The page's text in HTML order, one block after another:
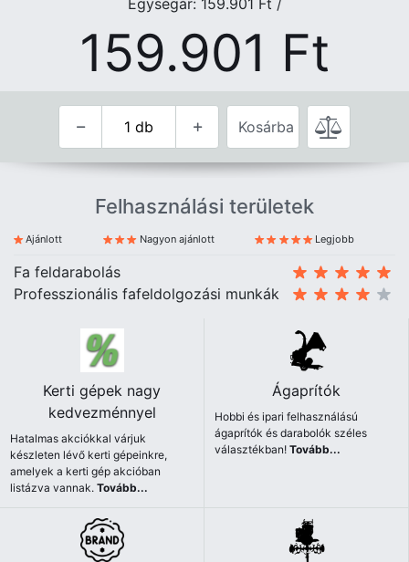
159.901 Ft
Kosárba
Felhasználási területek
Ajánlott Nagyon ajánlott Legjobb
Fa feldarabolás
Professzionális fafeldolgozási munkák
Kerti gépek nagy
kedvezménnyel
Hatalmas akciókkal várjuk
készleten lévő kerti gépeinkre,
amelyek a kerti gép akcióban
listázva vannak.Tovább...
Ágaprítók
Hobbi és ipari felhasználású
ágaprítók és darabolók széles
választékban!Tovább...